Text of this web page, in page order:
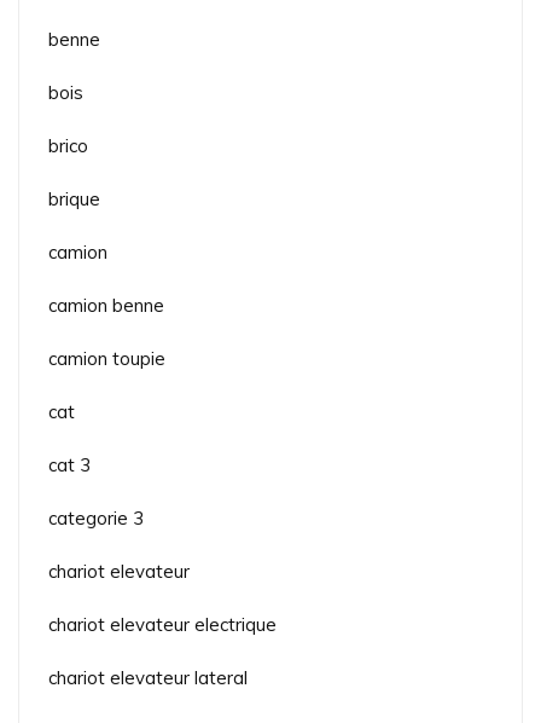
benne
bois
brico
brique
camion
camion benne
camion toupie
cat
cat 3
categorie 3
chariot elevateur
chariot elevateur electrique
chariot elevateur lateral